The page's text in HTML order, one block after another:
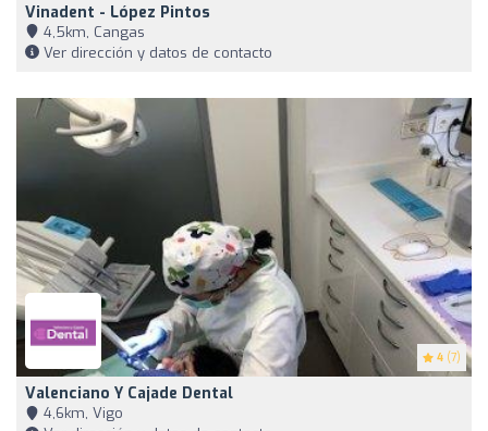
Vinadent - López Pintos
4,5km, Cangas
Ver dirección y datos de contacto
4 (7)
Valenciano Y Cajade Dental
4,6km, Vigo